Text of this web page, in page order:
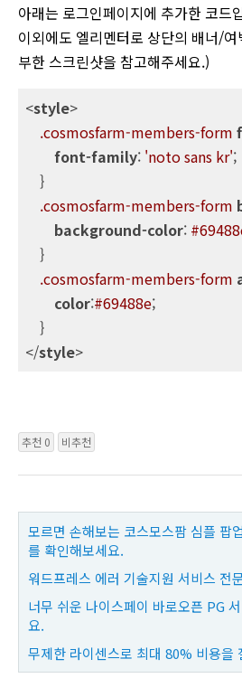
아래는 로그인페이지에 추가한 코드
이외에도 엘리멘터로 상단의 배너/
부한 스크린샷을 참고해주세요.)
<style>
.cosmosfarm-members-form
font-family: 'noto sans kr';
    }
.cosmosfarm-members-form
background-color:
    }
.cosmosfarm-members-form
color:#69488e;
    }
</style>
추천 0 비추천
모르면 손해보는 코스모스팜 심플 팝
를 확인해보세요.
워드프레스 에러 기술지원 서비스 전
너무 쉬운 나이스페이 바로오픈 PG
요.
무제한 라이센스로 최대 80% 비용을